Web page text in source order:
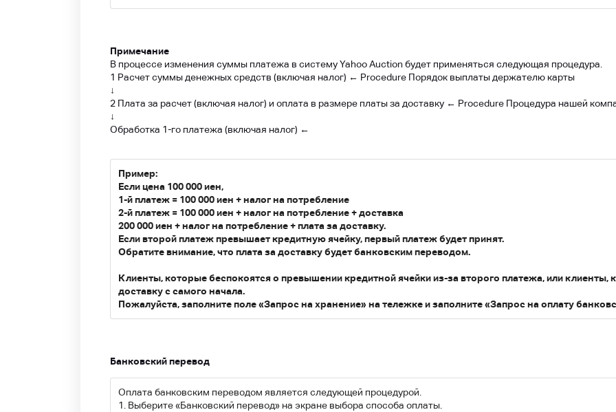
Примечание
В процессе изменения суммы платежа в систему Yahoo Auction будет применяться следующая процедура.
1 Расчет суммы денежных средств (включая налог) ← Procedure Порядок выплаты держателю карты
↓
2 Плата за расчет (включая налог) и оплата в размере платы за доставку ← Procedure Процедура нашей
↓
Обработка 1-го платежа (включая налог) ←
Пример:
Если цена 100 000 иен,
1-й платеж = 100 000 иен + налог на потребление
2-й платеж = 100 000 иен + налог на потребление + доставка
200 000 иен + налог на потребление + плата за доставку.
Если второй платеж превышает кредитную ячейку, первый платеж будет принят.
Обратите внимание, что плата за доставку будет банковским переводом.
Клиенты, которые беспокоятся о превышении кредитной ячейки из-за второго платежа, или клиенты,
доставку с самого начала.
Пожалуйста, заполните поле «Запрос на хранение» на тележке и заполните «Запрос на оплату
Банковский перевод
Оплата банковским переводом является следующей процедурой.
1. Выберите «Банковский перевод» на экране выбора способа оплаты.